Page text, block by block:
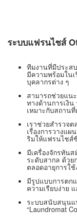
ระบบแฟรนไชส์
ทีมงานที่มีประส
มีความพร้อมใน
บุคลากรต่าง ๆ
สามารถช่วยแน
ทางด้านการเงิ
เหมาะกับสถานที่
เราช่วยสำรวจ
เรื่องการวางแ
ริมให้แฟรนไชส์
มีเครื่องจักรทัน
ระดับสากล ด้ว
ตลอดอายุการใ
มีรูปแบบการตก
ความเรียบง่าย
ระบบสนับสนุน
“Laundromat